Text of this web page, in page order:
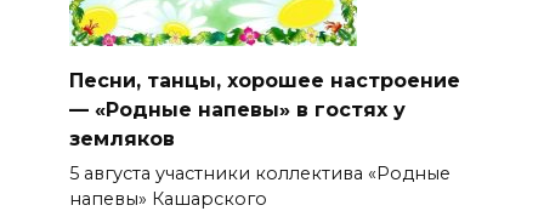
Песни, танцы, хорошее настроение
— «Родные напевы» в гостях у
земляков
5 августа участники коллектива «Родные
напевы» Кашарского